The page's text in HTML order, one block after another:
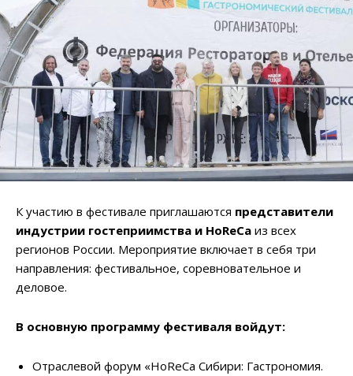
К участию в фестивале приглашаются представители
индустрии гостеприимства и HoReCa из всех
регионов России. Мероприятие включает в себя три
направления: фестивальное, соревновательное и
деловое.
В основную программу фестиваля войдут:
Отраслевой форум «HoReCa Сибири: Гастрономия.